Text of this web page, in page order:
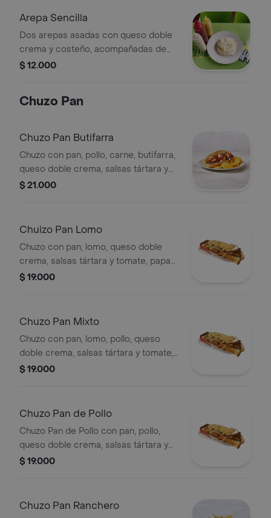
Arepa Sencilla
Dos arepas asadas con queso doble
crema y costeño, acompañadas de
ahogado de cebolla y tomate.
$ 12.000
Chuzo Pan
Chuzo Pan Butifarra
Chuzo con pan, pollo, carne, butifarra,
queso doble crema, salsas tártara y
de tomate, papa chip.
$ 21.000
Chuizo Pan Lomo
Chuzo con pan, lomo, queso doble
crema, salsas tártara y tomate, papa
chip.
$ 19.000
Chuzo Pan Mixto
Chuzo con pan, lomo, pollo, queso
doble crema, salsas tártara y tomate,
papa chip.
$ 19.000
Chuzo Pan de Pollo
Chuzo Pan de Pollo con pan, pollo,
queso doble crema, salsas tártara y
de tomate, y papa chip.
$ 19.000
Chuzo Pan Ranchero